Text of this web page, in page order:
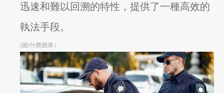
迅速和難以回溯的特性，提供了一種高效的
執法手段。
(圖/付費圖庫）